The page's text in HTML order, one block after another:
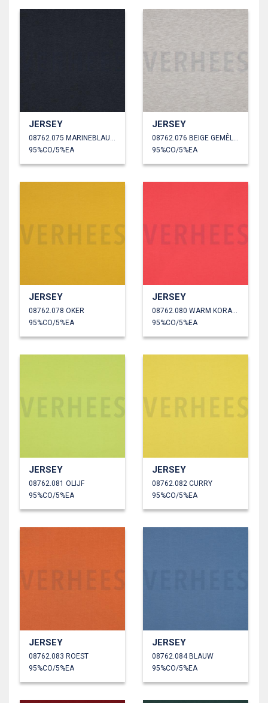
JERSEY
08762.075 MARINEBLAUW GEMÊLEERD
95%CO/5%EA
JERSEY
08762.076 BEIGE GEMÊLEERD
95%CO/5%EA
JERSEY
08762.078 OKER
95%CO/5%EA
JERSEY
08762.080 WARM KORAAL
95%CO/5%EA
JERSEY
08762.081 OLIJF
95%CO/5%EA
JERSEY
08762.082 CURRY
95%CO/5%EA
JERSEY
08762.083 ROEST
95%CO/5%EA
JERSEY
08762.084 BLAUW
95%CO/5%EA